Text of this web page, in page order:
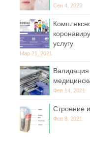
Сен 4, 2023
услугу
Мар 21, 2021
Валидация
Фев 14, 2021
Строение
Фев 8, 2021